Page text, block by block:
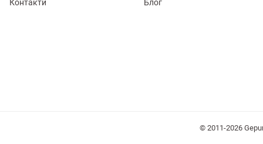
Контакти Блог
© 2011-2026